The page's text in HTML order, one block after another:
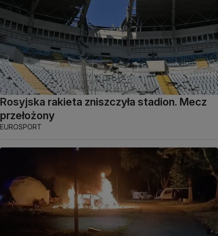
Rosyjska rakieta zniszczyła stadion. Mecz
przełożony
EUROSPORT